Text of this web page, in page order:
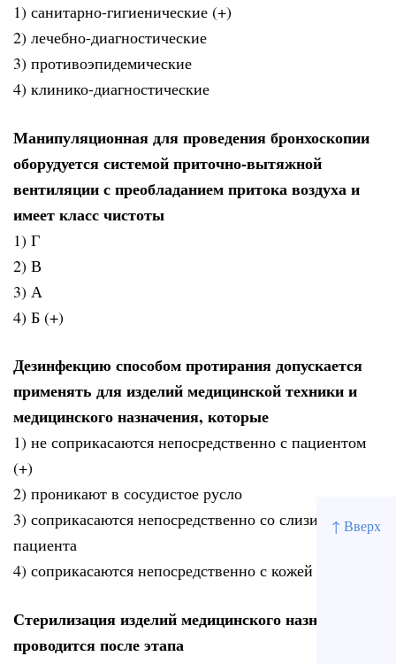
↑ Вверх
1) санитарно-гигиенические (+)
2) лечебно-диагностические
3) противоэпидемические
4) клинико-диагностические
Манипуляционная для проведения бронхоскопии
оборудуется системой приточно-вытяжной
вентиляции с преобладанием притока воздуха и
имеет класс чистоты
1) Г
2) В
3) А
4) Б (+)
Дезинфекцию способом протирания допускается
применять для изделий медицинской техники и
медицинского назначения, которые
1) не соприкасаются непосредственно с пациентом
(+)
2) проникают в сосудистое русло
3) соприкасаются непосредственно со слизистой
пациента
4) соприкасаются непосредственно с кожей пациента
Стерилизация изделий медицинского назначения
проводится после этапа